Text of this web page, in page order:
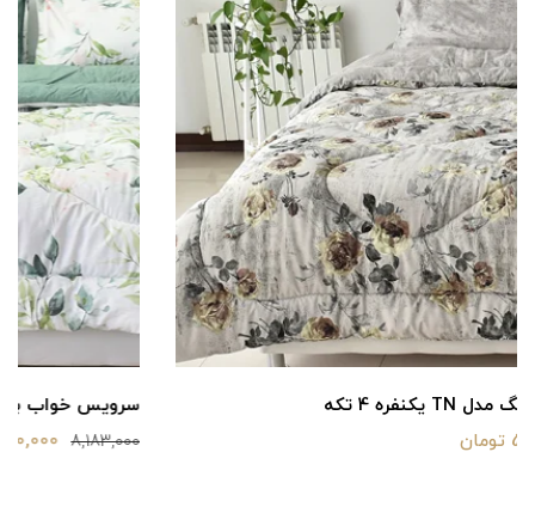
سرویس خواب بومرنگ مدل melika2 یکنفره 4 تکه
8,183,000